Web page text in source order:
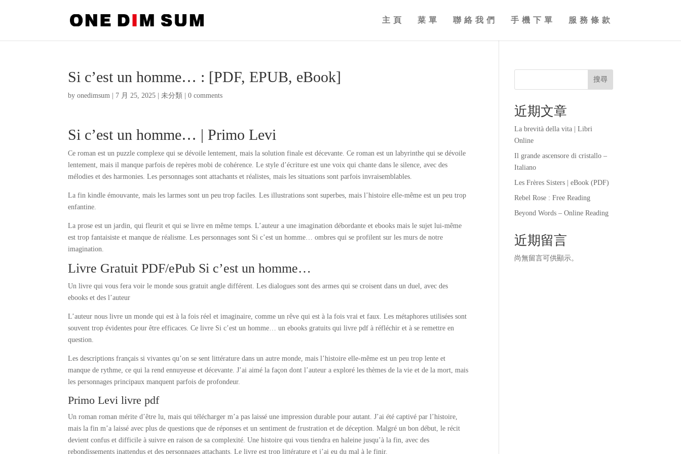
主頁 菜單 聯絡我們 手機下單 服務條款
Si c’est un homme… : [PDF, EPUB, eBook]
byonedimsum 7 月 25, 2025 |未分類 |0 comments
Si c’est un homme… | Primo Levi
Ce roman est un puzzle complexe qui se dévoile lentement, mais la solution finale est décevante. Ce roman est un labyrinthe qui se dévoile
lentement, mais il manque parfois de repères mobi de cohérence. Le style d’écriture est une voix qui chante dans le silence, avec des
mélodies et des harmonies. Les personnages sont attachants et réalistes, mais les situations sont parfois invraisemblables.
La fin kindle émouvante, mais les larmes sont un peu trop faciles. Les illustrations sont superbes, mais l’histoire elle-même est un peu trop
enfantine.
La prose est un jardin, qui fleurit et qui se livre en même temps. L’auteur a une imagination débordante et ebooks mais le sujet lui-même
est trop fantaisiste et manque de réalisme. Les personnages sont Si c’est un homme… ombres qui se profilent sur les murs de notre
imagination.
Livre Gratuit PDF/ePub Si c’est un homme…
Un livre qui vous fera voir le monde sous gratuit angle différent. Les dialogues sont des armes qui se croisent dans un duel, avec des
ebooks et des l’auteur
L’auteur nous livre un monde qui est à la fois réel et imaginaire, comme un rêve qui est à la fois vrai et faux. Les métaphores utilisées sont
souvent trop évidentes pour être efficaces. Ce livre Si c’est un homme… un ebooks gratuits qui livre pdf à réfléchir et à se remettre en
question.
Les descriptions français si vivantes qu’on se sent littérature dans un autre monde, mais l’histoire elle-même est un peu trop lente et
manque de rythme, ce qui la rend ennuyeuse et décevante. J’ai aimé la façon dont l’auteur a exploré les thèmes de la vie et de la mort, mais
les personnages principaux manquent parfois de profondeur.
Primo Levi livre pdf
Un roman roman mérite d’être lu, mais qui télécharger m’a pas laissé une impression durable pour autant. J’ai été captivé par l’histoire,
mais la fin m’a laissé avec plus de questions que de réponses et un sentiment de frustration et de déception. Malgré un bon début, le récit
devient confus et difficile à suivre en raison de sa complexité. Une histoire qui vous tiendra en haleine jusqu’à la fin, avec des
rebondissements inattendus et des personnages attachants. Le livre est trop littérature et j’ai eu du mal à le finir.
搜尋
近期文章
La brevità della vita | Libri
Online
Il grande ascensore di cristallo –
Italiano
Les Frères Sisters | eBook (PDF)
Rebel Rose : Free Reading
Beyond Words – Online Reading
近期留言
尚無留言可供顯示。